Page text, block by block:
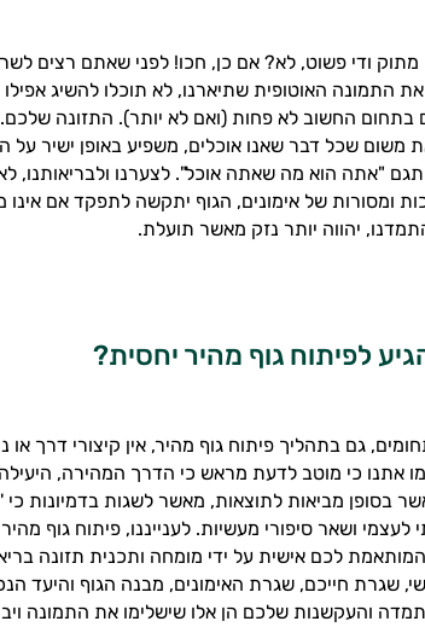
ודי פשוט, לא? אם כן, חכו! לפני שאתם רצים
התמונה האוטופית שתיארנו, לא תוכלו להשיג
בתחום החשוב לא פחות (ואם לא יותר). התזונה שלכם.
משום שכל דבר שאנו אוכלים, משפיע באופן ישיר על
"אתה הוא מה שאתה אוכל". לצערנו ולבריאותנו,
ומסורות של אימונים, הגוף יתקשה לתפקד אם אינו
יהווה יותר נזק מאשר תועלת.
לפיתוח גוף מהיר יחסית?
גם בתהליך פיתוח גוף מהיר, אין קיצורי דרך
אתנו כי מוטב לדעת מראש כי הדרך המהירה,
בסופן מביאות לתוצאות, מאשר לשגות בדמיונות כי
ושאר סיפורי מעשיות. לענייננו, פיתוח גוף
לכם אישית על ידי מומחה ותכנית תזונה
שגרת חייכם, שגרת האימונים, מבנה הגוף והיעד
והעקשנות שלכם הן אלו שישלימו את התמונה